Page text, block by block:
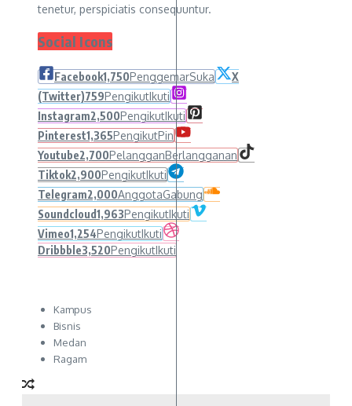
tenetur, perspiciatis consequuntur.
Social Icons
Facebook1,750PenggemarSuka
X
(Twitter)759PengikutIkuti
Instagram2,500PengikutIkuti
Pinterest1,365PengikutPin
Youtube2,700PelangganBerlangganan
Tiktok2,900PengikutIkuti
Telegram2,000AnggotaGabung
Soundcloud1,963PengikutIkuti
Vimeo1,254PengikutIkuti
Dribbble3,520PengikutIkuti
Kampus
Bisnis
Medan
Ragam